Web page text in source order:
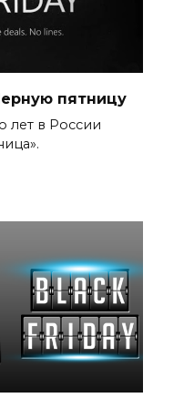
пятницу
лет в России